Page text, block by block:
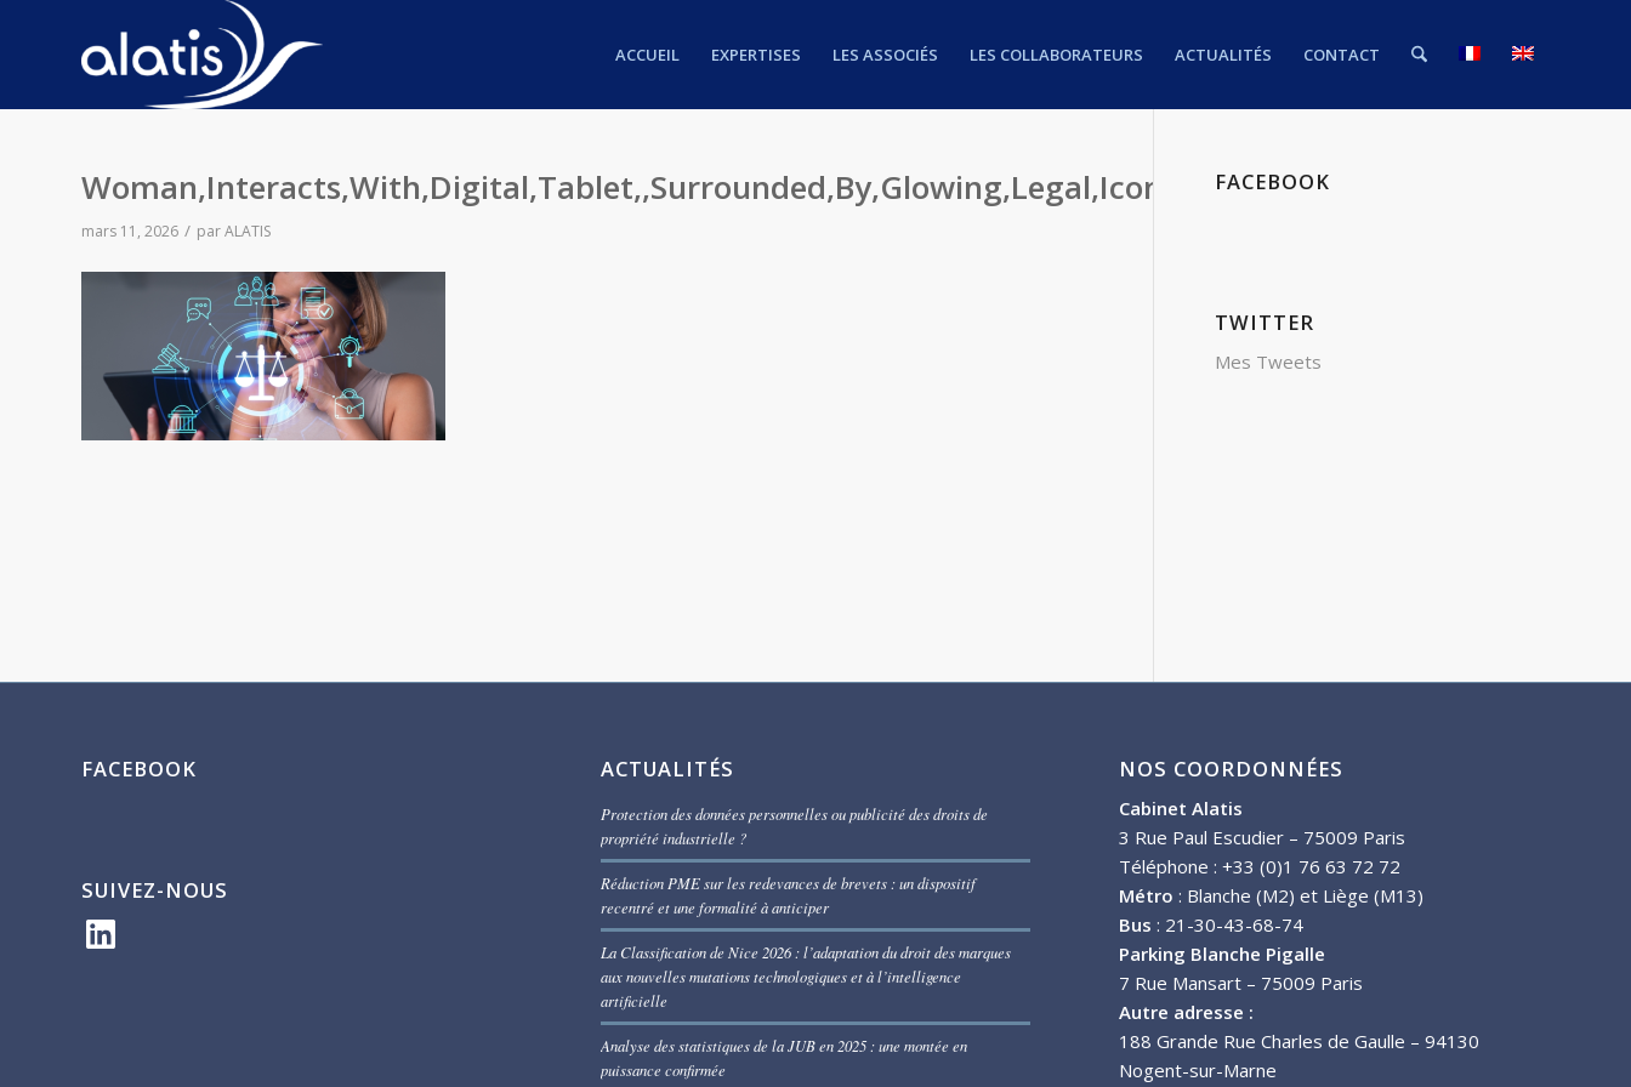
ACCUEIL EXPERTISES LES ASSOCIÉS LES COLLABORATEURS ACTUALITÉS CONTACT
Woman,Interacts,With,Digital,Tablet,,Surrounded,By,Glowing,Legal,Icons
mars 11, 2026 / parALATIS
FACEBOOK
TWITTER
Mes Tweets
FACEBOOK
SUIVEZ-NOUS
LinkedIn
ACTUALITÉS
Protection des données personnelles ou publicité des droits de
propriété industrielle ?
Réduction PME sur les redevances de brevets : un dispositif
recentré et une formalité à anticiper
La Classification de Nice 2026 : l’adaptation du droit des marques
aux nouvelles mutations technologiques et à l’intelligence
artificielle
Analyse des statistiques de la JUB en 2025 : une montée en
puissance confirmée
NOS COORDONNÉES
Cabinet Alatis
3 Rue Paul Escudier – 75009 Paris
Téléphone : +33 (0)1 76 63 72 72
Métro : Blanche (M2) et Liège (M13)
Bus : 21-30-43-68-74
Parking Blanche Pigalle
7 Rue Mansart – 75009 Paris
Autre adresse :
188 Grande Rue Charles de Gaulle – 94130
Nogent-sur-Marne